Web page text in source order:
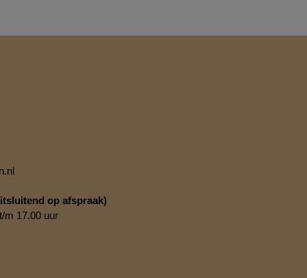
op afspraak)
m 17.00 uur